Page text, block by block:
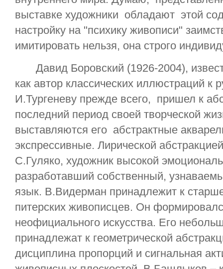
выставке художники обладают этой
настройку на "психику живописи"
имитировать нельзя, она строго
Давид Боровский (1926-2004),
как автор классических иллюстраций к
И.Тургеневу прежде всего, пришел к
последний период своей творческой
выставляются его абстрактные
экспрессивные. Лирической
С.Гуляко, художник высокой
разработавший собственный,
язык. В.Видерман принадлежит к
питерских живописцев. Он
неофициального искусства. Его
принадлежат к геометрической
дисциплина пропорций и сигнальная